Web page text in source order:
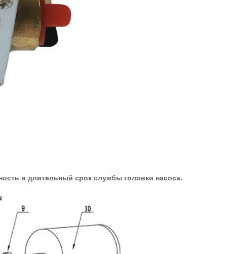
и длительный срок службы головки насоса.